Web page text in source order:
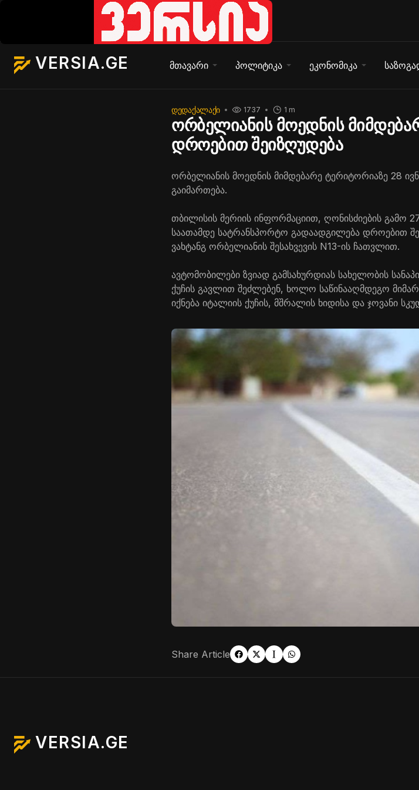
VERSIA.GE მთავარი პოლიტიკა ეკონომიკა
ᲓᲔᲓᲐᲥᲐᲚᲐᲥᲘ 1 m
1737
ორბელიანის მოედნის
დროებით შეიზღუდება
ორბელიანის მოედნის მიმდებარე ტერიტორიაზე 28
გაიმართება.
თბილისის მერიის ინფორმაციით, ღონისძიების გამო
საათამდე სატრანსპორტო გადაადგილება დროებით
ვახტანგ ორბელიანის შესახვევის N13-ის ჩათვლით.
ავტომობილები ზვიად გამსახურდიას სახელობის
ქუჩის გავლით შეძლებენ, ხოლო საწინააღმდეგო
იქნება იტალიის ქუჩის, მშრალის ხიდისა და ჯოვანი
Share Article
VERSIA.GE